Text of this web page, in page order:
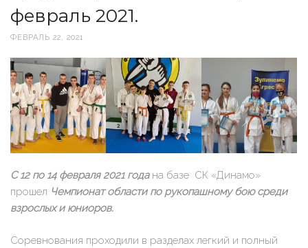
февраль 2021.
ФЕВРАЛЬ 22, 2021
С 12 по 14 февраля 2021 годана базе СК «Динамо»
прошел Чемпионат области по рукопашному бою среди
взрослых и юниоров.
Соревнования проходили в разделах легкий и полный